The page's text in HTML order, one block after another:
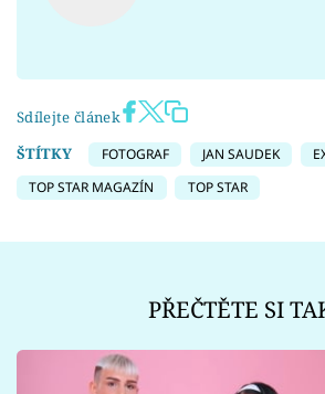
Sdílejte článek
ŠTÍTKY
FOTOGRAF JAN SAUDEK
TOP STAR MAGAZÍN
TOP STAR
PŘEČTĚTE SI